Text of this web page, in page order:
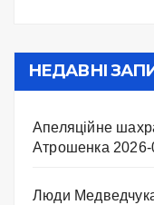
НЕДАВНІ
Апеляційне
Атрошенка
Люди